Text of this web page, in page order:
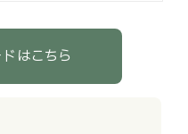
はこちら